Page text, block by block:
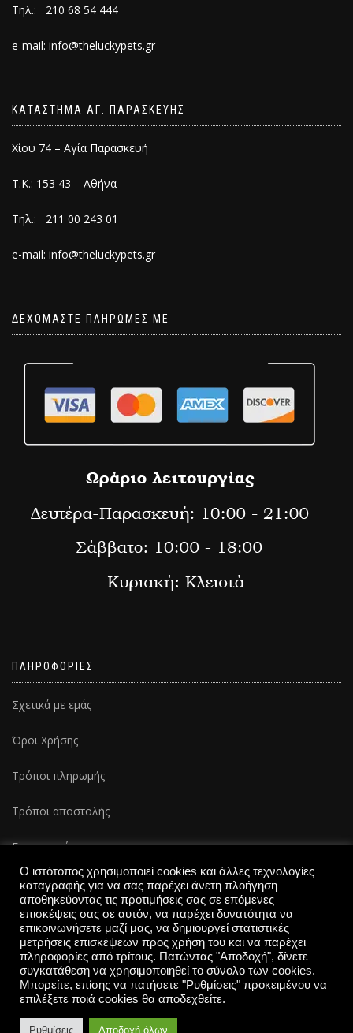
Τηλ.: 210 68 54 444
e-mail: info@theluckypets.gr
ΚΑΤΑΣΤΗΜΑ ΑΓ. ΠΑΡΑΣΚΕΥΗΣ
Χίου 74 – Αγία Παρασκευή
Τ.Κ.: 153 43 – Αθήνα
Τηλ.: 211 00 243 01
e-mail: info@theluckypets.gr
ΔΕΧΟΜΑΣΤΕ ΠΛΗΡΩΜΕΣ ΜΕ
ΠΛΗΡΟΦΟΡΙΕΣ
Σχετικά με εμάς
Όροι Χρήσης
Τρόποι πληρωμής
Τρόποι αποστολής
Επικοινωνία
The Lucky Pets 2025-All rights reserved | Created by
inventum.gr
Ο ιστότοπος χρησιμοποιεί cookies και άλλες τεχνολογίες
καταγραφής για να σας παρέχει άνετη πλοήγηση
αποθηκεύοντας τις προτιμήσεις σας σε επόμενες
επισκέψεις σας σε αυτόν, να παρέχει δυνατότητα να
επικοινωνήσετε μαζί μας, να δημιουργεί στατιστικές
μετρήσεις επισκέψεων προς χρήση του και να παρέχει
πληροφορίες από τρίτους. Πατώντας "Αποδοχή", δίνετε
συγκατάθεση να χρησιμοποιηθεί το σύνολο των cookies.
Μπορείτε, επίσης να πατήσετε "Ρυθμίσεις" προκειμένου να
επιλέξετε ποιά cookies θα αποδεχθείτε.
Ρυθμίσεις Αποδοχή όλων